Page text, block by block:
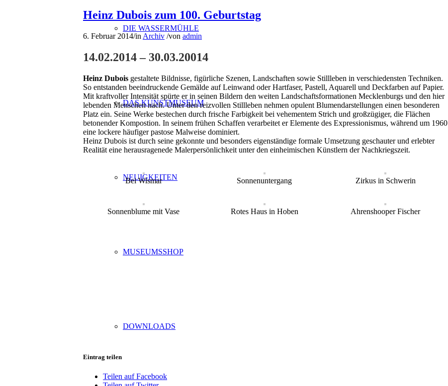
DIE WASSERMÜHLE
DAS KUNSTMUSEUM
NEUIGKEITEN
MUSEUMSSHOP
DOWNLOADS
Heinz Dubois zum 100. Geburtstag
6. Februar 2014/in Archiv /von admin
14.02.2014 – 30.03.20014
Heinz Dubois gestaltete Bildnisse, figürliche Szenen, Landschaften sowie Stillleben in verschiedensten Techniken.
So entstanden beeindruckende Gemälde auf Leinwand oder Hartfaser, Pastell, Aquarell und Deckfarben auf Papier.
Mit kraftvoller Intensität spürte er in seinen Bildern den weiten Landschaftsformationen Mecklenburgs und den hier
lebenden Menschen nach. Unter den reizvollen Stillleben nehmen opulent Blumendarstellungen einen besonderen
Platz ein. Seine Werke bestechen durch frische Farbigkeit bei vehementem Strich und großzügiger, die Flächen
betonender Kompostion. In seinem frühen Schaffen verarbeitet er Elemente des Expressionismus, während um 1960
eine lockere häufiger pastose Malweise dominiert.
Heinz Dubois ist durch seine gekonnte und besonders eigenständige formale Umsetzung geschauter und erlebter
Realität eine herausragenede Malerpersönlichkeit unter den einheimischen Künstlern der Nachkriegszeit.
Bei Wismar Sonnenuntergang Zirkus in Schwerin
Sonnenblume mit Vase Rotes Haus in Hoben Ahrenshooper Fischer
Eintrag teilen
Teilen auf Facebook